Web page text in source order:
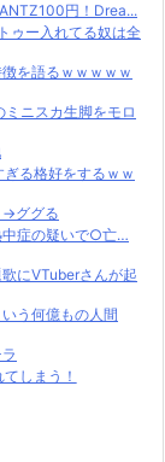
円！Drea...
ゥー入れてる奴は全
を語るｗｗｗｗｗ
ミニスカ生脚をモロ
ぎる格好をするｗｗ
→ググる
中症の疑いで○亡…
にVTuberさんが起
う何億もの人間
しまう！